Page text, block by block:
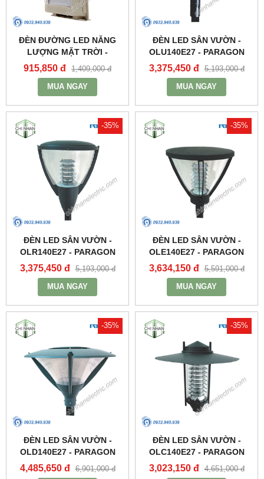
ĐÈN ĐƯỜNG LED NĂNG
LƯỢNG MẶT TRỜI -
PSOWA565 - PARAGON
915,850 đ 1,409,000 đ
MUA NGAY
ĐÈN LED SÂN VƯỜN -
OLU140E27 - PARAGON
3,375,450 đ 5,193,000 đ
MUA NGAY
-35%
ĐÈN LED SÂN VƯỜN -
OLR140E27 - PARAGON
3,375,450 đ 5,193,000 đ
MUA NGAY
-35%
ĐÈN LED SÂN VƯỜN -
OLE140E27 - PARAGON
3,634,150 đ 5,591,000 đ
MUA NGAY
-35%
ĐÈN LED SÂN VƯỜN -
OLD140E27 - PARAGON
4,485,650 đ 6,901,000 đ
-35%
ĐÈN LED SÂN VƯỜN -
OLC140E27 - PARAGON
3,023,150 đ 4,651,000 đ